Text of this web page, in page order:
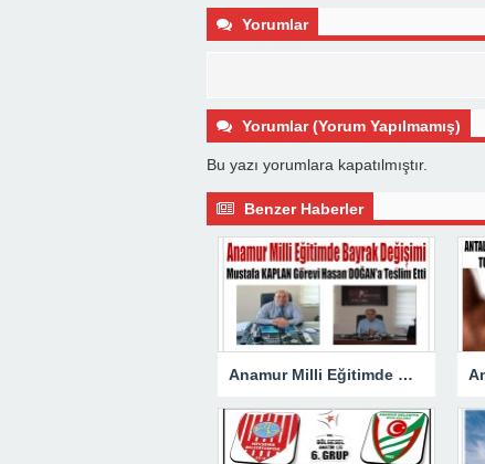
Yorumlar
Yorumlar (Yorum Yapılmamış)
Bu yazı yorumlara kapatılmıştır.
Benzer Haberler
Anamur Milli Eğitimde Görev Değişimi : Hasan DOĞAN Atandı